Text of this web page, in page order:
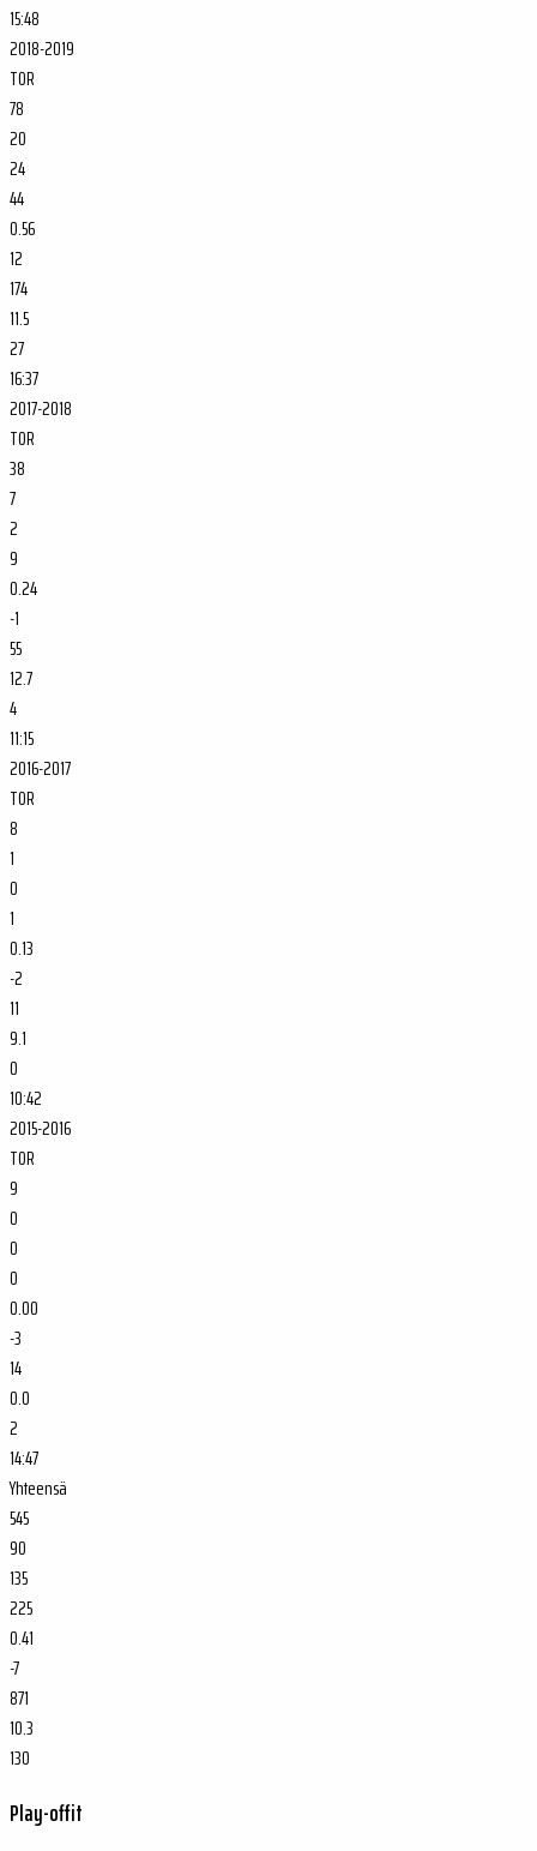
15:48
2018-2019
TOR
78
20
24
44
0.56
12
174
11.5
27
16:37
2017-2018
TOR
38
7
2
9
0.24
-1
55
12.7
4
11:15
2016-2017
TOR
8
1
0
1
0.13
-2
11
9.1
0
10:42
2015-2016
TOR
9
0
0
0
0.00
-3
14
0.0
2
14:47
Yhteensä
545
90
135
225
0.41
-7
871
10.3
130
Play-offit